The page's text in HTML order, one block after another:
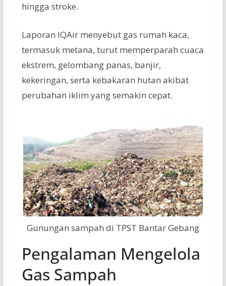
hingga stroke.
Laporan IQAir menyebut gas rumah kaca,
termasuk metana, turut memperparah cuaca
ekstrem, gelombang panas, banjir,
kekeringan, serta kebakaran hutan akibat
perubahan iklim yang semakin cepat.
Gunungan sampah di TPST Bantar Gebang
Pengalaman Mengelola
Gas Sampah